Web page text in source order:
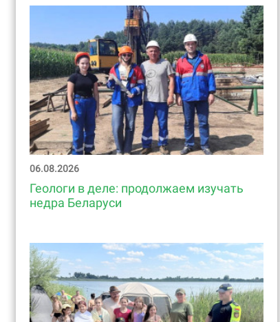
06.08.2026
Геологи в деле: продолжаем изучать
недра Беларуси